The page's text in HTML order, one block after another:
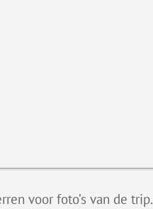
voor foto’s van de trip.